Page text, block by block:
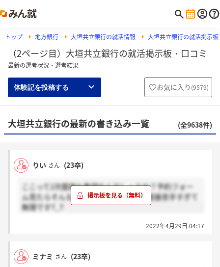
トップ 地方銀行 大垣共立銀行の就活情報 大垣共立銀行の就活掲示板
（2ページ目）大垣共立銀行の就活掲示板・口コミ
最新の選考状況・選考結果
体験記を投稿する お気に入り (9579)
大垣共立銀行の最新の書き込み一覧 (全9638件)
りい さん (23卒)
ここって2次面接も集団なんでしょうか？予約フォー
ム見たらそんな感じだったので…集団面接苦手すぎて
無理ですT_T
2022年4月29日 04:17
ミナミ さん (23卒)